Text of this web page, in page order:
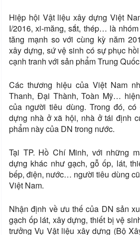
Hiệp hội Vật liệu xây dựng Việt
I/2016, xi-măng, sắt, thép… là
tăng mạnh so với cùng kỳ năm
xây dựng, sứ vệ sinh có sự phục
cạnh tranh với sản phẩm Trung
Các thương hiệu của Việt Nam
Thanh, Đại Thành, Toàn Mỹ…
của người tiêu dùng. Trong đó,
dựng nhà ở xã hội, nhà ở tái định
phẩm này của DN trong nước.
Tại TP. Hồ Chí Minh, với những
dựng khác như gạch, gỗ ốp, lát,
bếp, điện, nước… người tiêu dùng
Việt Nam.
Nhận định về ưu thế của DN sản
gạch ốp lát, xây dựng, thiết bị vệ
trưởng Vụ Vật liệu xây dựng (Bộ